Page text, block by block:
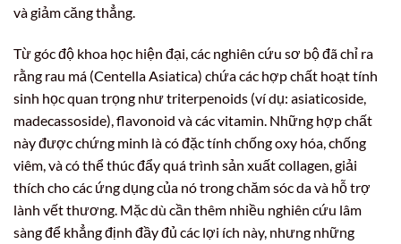
và giảm căng thẳng.
Từ góc độ khoa học hiện đại, các nghiên cứu sơ bộ đã chỉ ra
rằng rau má (Centella Asiatica) chứa các hợp chất hoạt tính
sinh học quan trọng như triterpenoids (ví dụ: asiaticoside,
madecassoside), flavonoid và các vitamin. Những hợp chất
này được chứng minh là có đặc tính chống oxy hóa, chống
viêm, và có thể thúc đẩy quá trình sản xuất collagen, giải
thích cho các ứng dụng của nó trong chăm sóc da và hỗ trợ
lành vết thương. Mặc dù cần thêm nhiều nghiên cứu lâm
sàng để khẳng định đầy đủ các lợi ích này, nhưng những